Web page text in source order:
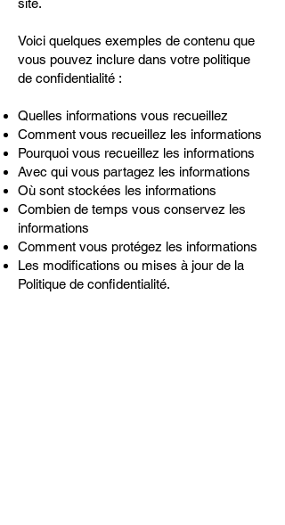
site.
Voici quelques exemples de contenu que
vous pouvez inclure dans votre politique
de confidentialité :
Quelles informations vous recueillez
Comment vous recueillez les informations
Pourquoi vous recueillez les informations
Avec qui vous partagez les informations
Où sont stockées les informations
Combien de temps vous conservez les
informations
Comment vous protégez les informations
Les modifications ou mises à jour de la
Politique de confidentialité.